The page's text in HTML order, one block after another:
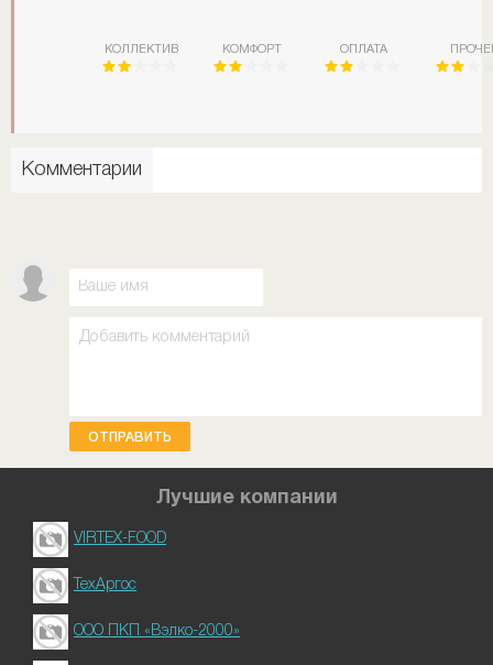
КОЛЛЕКТИВ КОМФОРТ ОПЛАТА
Комментарии
ОТПРАВИТЬ
Лучшие компании
VIRTEX-FOOD
ТехАргос
ООО ПКП «Вэлко-2000»